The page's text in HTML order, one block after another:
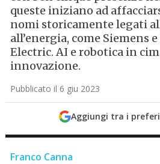
queste iniziano ad
nomi storicamente legati
all’energia, come Siemens
Electric. AI e robotica in
innovazione.
Pubblicato il 6 giu 2023
Aggiungi tra i
Franco Canna